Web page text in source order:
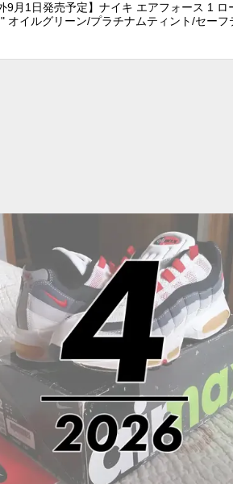
9月1日発売予定】ナイキ エアフォース 1
オイルグリーン/プラチナムティント/セーフ